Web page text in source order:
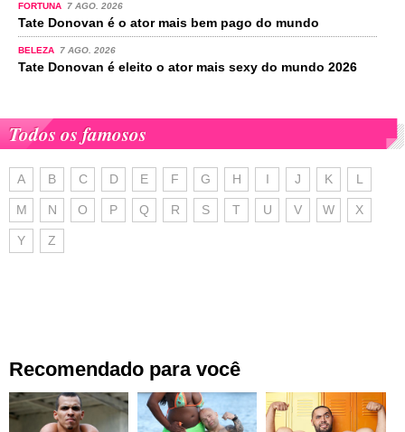
FORTUNA 7 AGO. 2026
Tate Donovan é o ator mais bem pago do mundo
BELEZA 7 AGO. 2026
Tate Donovan é eleito o ator mais sexy do mundo 2026
Todos os famosos
A B C D E F G H I J K L
M N O P Q R S T U V W X
Y Z
Recomendado para você